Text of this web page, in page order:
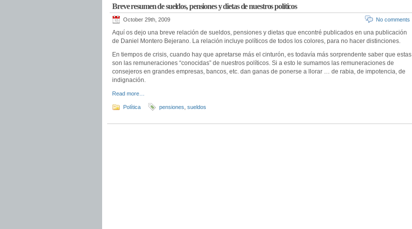
Breve resumen de sueldos, pensiones y dietas de nuestros políticos
October 29th, 2009 No comments
Aquí os dejo una breve relación de sueldos, pensiones y dietas que encontré publicados en una publicación
de Daniel Montero Bejerano. La relación incluye políticos de todos los colores, para no hacer distinciones.
En tiempos de crisis, cuando hay que apretarse más el cinturón, es todavía más sorprendente saber que estas
son las remuneraciones “conocidas” de nuestros políticos. Si a esto le sumamos las remuneraciones de
consejeros en grandes empresas, bancos, etc. dan ganas de ponerse a llorar … de rabia, de impotencia, de
indignación.
Read more…
Política pensiones sueldos